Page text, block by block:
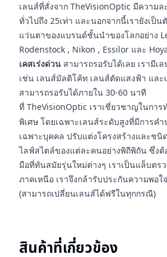
เลนส์ที่สั่งจาก TheVisionOptic มีความล
ทั่วไปถึง 25เท่า และนอกจากนี้เรายังเป็
แว่นตาของแบรนด์ชั้นนำของโลกอย่าง
Rodenstock , Nikon , Essilor และ
เคสเร่งด่วน สามารถรอรับได้เลย เรามี
เช่น เลนส์มัลติโค้ท เลนส์ตัดแสงฟ้า และ
สามารถรอรับได้ภายใน 30-60 นาที
ที่ TheVisionOptic เราเชี่ยวชาญในการ
พิเศษ โดยเฉพาะเลนส์ระดับสูงที่มีการค
เฉพาะบุคคล ปรับแต่งโครงสร้างและชนิ
ไลฟ์สไตล์ของแต่ละคนอย่างพิถีพิถัน ซึ่งต้
มือที่ทันสมัยรุ่นใหม่ต่างๆ เราเป็นแล็บตร
ภาคเหนือ เราจึงกล้ารับประกันความพอ
(สามารถเปลี่ยนเลนส์ได้ฟรีในทุกกรณี)
สินค้าที่เกี่ยวข้อง